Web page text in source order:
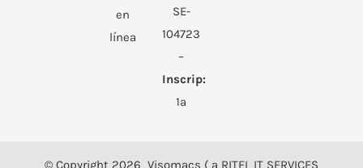
en
línea
SE-
104723
–
Inscrip:
1ª
© Copyright 2026 Visomacs ( a RITEL IT SERVICES